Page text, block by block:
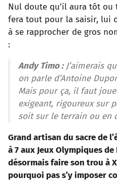
Nul doute qu’il aura tôt ou
fera tout pour la saisir, lui
à se rapprocher de gros
:
Andy Timo :J’aimerais
on parle d’Antoine
Mais pour ça, il faut
exigeant, rigoureux sur
soit sur le terrain ou en
Grand artisan du sacre de
à 7 aux Jeux Olympiques
désormais faire son trou à
pourquoi pas s’y imposer